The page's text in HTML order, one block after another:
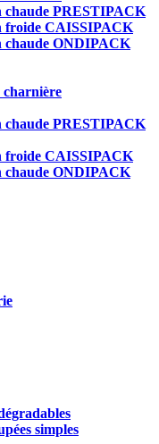
chaude PRESTIPACK
froide CAISSIPACK
chaude ONDIPACK
charnière
chaude PRESTIPACK
froide CAISSIPACK
chaude ONDIPACK
simples